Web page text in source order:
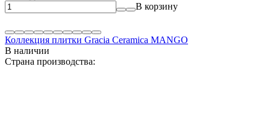
В корзину
Коллекция плитки Gracia Ceramica MANGO
В наличии
Страна производства: